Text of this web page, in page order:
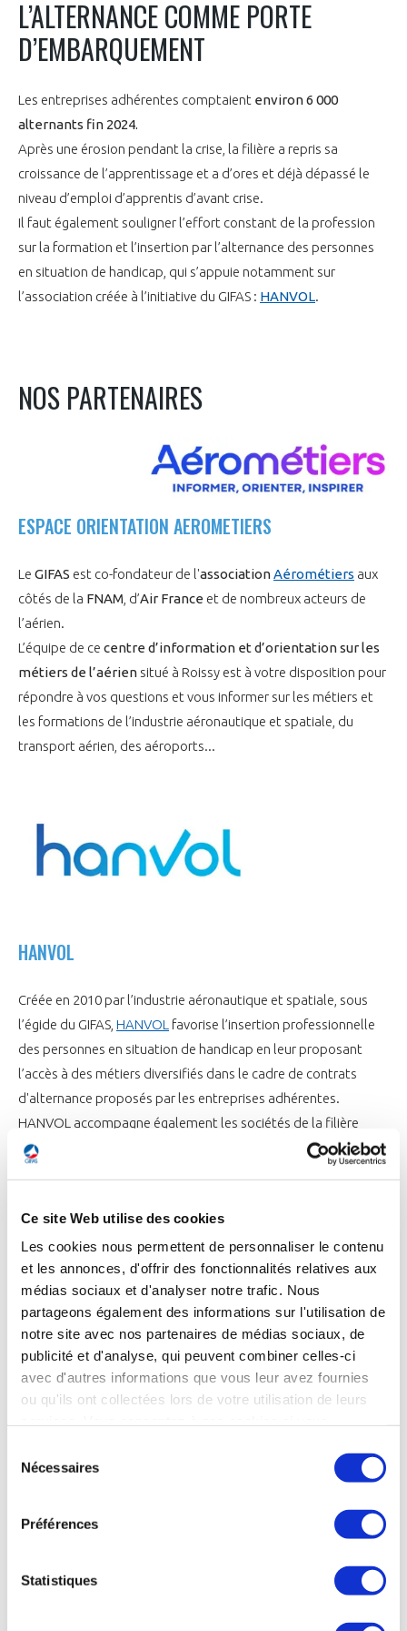
Ce site Web utilise des cookies
Les cookies nous permettent de personnaliser le contenu
et les annonces, d'offrir des fonctionnalités relatives aux
médias sociaux et d'analyser notre trafic. Nous
partageons également des informations sur l'utilisation de
notre site avec nos partenaires de médias sociaux, de
publicité et d'analyse, qui peuvent combiner celles-ci
avec d'autres informations que vous leur avez fournies
ou qu'ils ont collectées lors de votre utilisation de leurs
Nécessaires
Préférences
Statistiques
L’ALTERNANCE COMME PORTE
D’EMBARQUEMENT
Les entreprises adhérentes comptaient environ 6 000
alternants fin 2024.
Après une érosion pendant la crise, la filière a repris sa
croissance de l’apprentissage et a d’ores et déjà dépassé le
niveau d’emploi d’apprentis d’avant crise.
Il faut également souligner l’effort constant de la profession
sur la formation et l’insertion par l’alternance des personnes
en situation de handicap, qui s’appuie notamment sur
l’association créée à l’initiative du GIFAS : HANVOL.
NOS PARTENAIRES
ESPACE ORIENTATION AEROMETIERS
Le GIFAS est co-fondateur de l'associationAérométiers aux
côtés de la FNAM , d’Air France et de nombreux acteurs de
l’aérien.
L’équipe de ce centre d’information et d’orientation sur les
métiers de l’aérien situé à Roissy est à votre disposition pour
répondre à vos questions et vous informer sur les métiers et
les formations de l’industrie aéronautique et spatiale, du
transport aérien, des aéroports...
HANVOL
Créée en 2010 par l’industrie aéronautique et spatiale, sous
l’égide du GIFAS, HANVOL favorise l’insertion professionnelle
des personnes en situation de handicap en leur proposant
l’accès à des métiers diversifiés dans le cadre de contrats
d'alternance proposés par les entreprises adhérentes.
HANVOL accompagne également les sociétés de la filière
aéronautique et spatiale dans la formation et l’insertion de
N'hésitez pas à envoyer votre candidature surwww.hanvol-
insertion.aero.
AEROEMPLOIFORMATION.COM
job
dédié au
recrutement et à la formation dans la filière